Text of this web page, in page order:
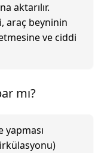
aktarılır.
araç beyninin
ve ciddi
mı?
yapması